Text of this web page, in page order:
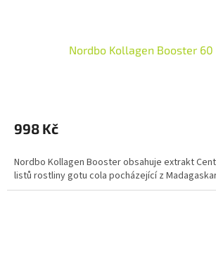
Nordbo Kollagen Booster
produktu
je
z
5
hvězdiček.
998 Kč
Nordbo Kollagen Booster obsahuje extrakt
listů rostliny gotu cola pocházející z